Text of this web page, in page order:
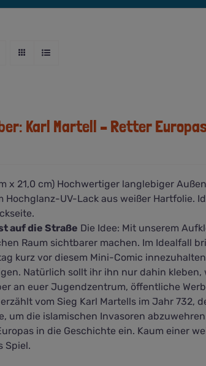
Karl Martell – Retter
x 21,0 cm) Hochwertiger langlebiger
UV-Lack aus weißer Hartfolie.
auf die Straße Die Idee: Mit unserem
Raum sichtbarer machen. Im Idealfall
kurz vor diesem Mini-Comic
Natürlich sollt ihr ihn nur dahin kleben,
an euer Jugendzentrum, öffentliche
vom Sieg Karl Martells im Jahr 732,
um die islamischen Invasoren
in die Geschichte ein. Kaum einer
Spiel.